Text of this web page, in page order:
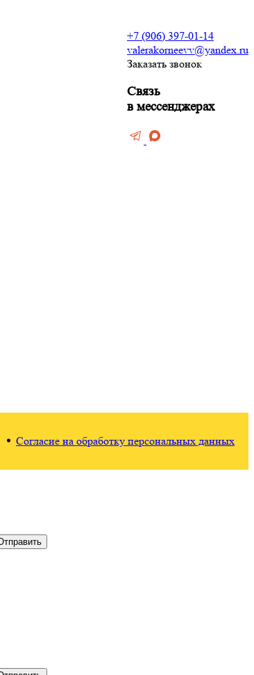
+7 (906) 397-01-14
valerakorneevv@yandex.ru
Заказать звонок
Связь
в мессенджерах
Согласие на обработку персональных данных